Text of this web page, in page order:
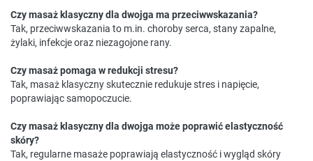
Czy masaż klasyczny dla dwojga ma przeciwwskazania?
Tak, przeciwwskazania to m.in. choroby serca, stany zapalne,
żylaki, infekcje oraz niezagojone rany.
Czy masaż pomaga w redukcji stresu?
Tak, masaż klasyczny skutecznie redukuje stres i napięcie,
poprawiając samopoczucie.
Czy masaż klasyczny dla dwojga może poprawić elastyczność
skóry?
Tak, regularne masaże poprawiają elastyczność i wygląd skóry